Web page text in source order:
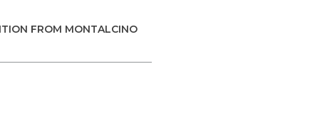
FROM MONTALCINO